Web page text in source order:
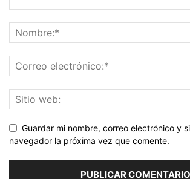
Guardar mi nombre, correo electrónico y
navegador la próxima vez que comente.